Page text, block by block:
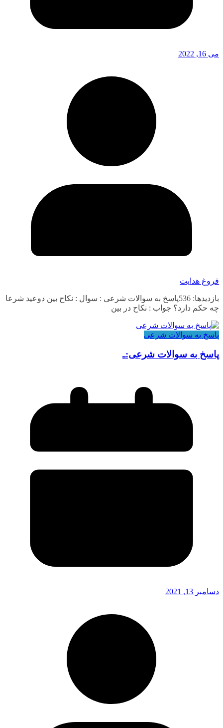
می 16, 2022
فروغ هدایت
بازدیدها: 536پاسخ به سوالات شرعی : سوال : نکاح بین دوعید شرعا
چه حکم دارد؟ جواب : نکاح در بین
پاسخ به سوالات شرعی
پاسخ به سوالات شرعی:ـ
دسامبر 13, 2021